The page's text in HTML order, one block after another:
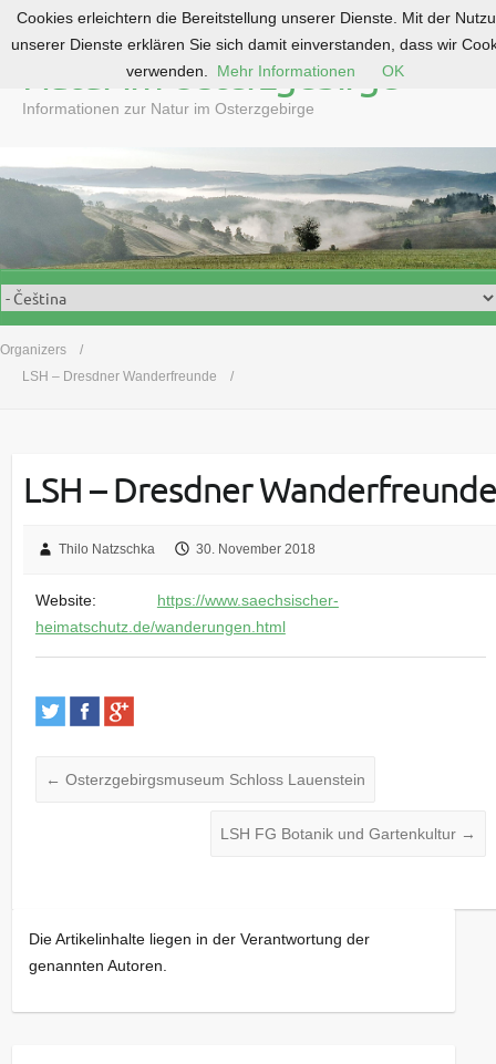
c
e
n
Natur im Osterzgebirge
Informationen zur Natur im Osterzgebirge
Organizers
LSH – Dresdner Wanderfreunde
LSH – Dresdner
Thilo Natzschka 30. November 2018
Website:
https://www.saechsischer-
heimatschutz.de/wanderungen.html
← Osterzgebirgsmuseum Schloss Lauenstein
LSH FG Botanik und Gartenkultur →
Die Artikelinhalte liegen in der Verantwortung der
genannten Autoren.
Cookies erleichtern die Bereitstellung unserer Dienste. Mit der
unserer Dienste erklären Sie sich damit einverstanden, dass wir
verwenden.
Mehr Informationen OK